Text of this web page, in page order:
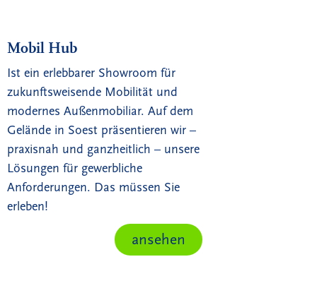
Mobil Hub
Ist ein erlebbarer Showroom für
zukunftsweisende Mobilität und
modernes Außenmobiliar. Auf dem
Gelände in Soest präsentieren wir –
praxisnah und ganzheitlich – unsere
Lösungen für gewerbliche
Anforderungen. Das müssen Sie
erleben!
ansehen